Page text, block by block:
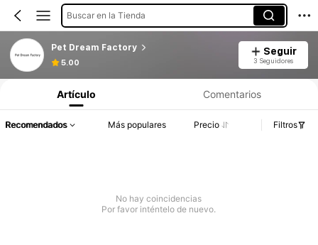
Buscar en la Tienda
Pet Dream Factory
5.00
Seguir
3 Seguidores
Artículo Comentarios
Recomendados Más populares Precio Filtros
No hay coincidencias
Por favor inténtelo de nuevo.